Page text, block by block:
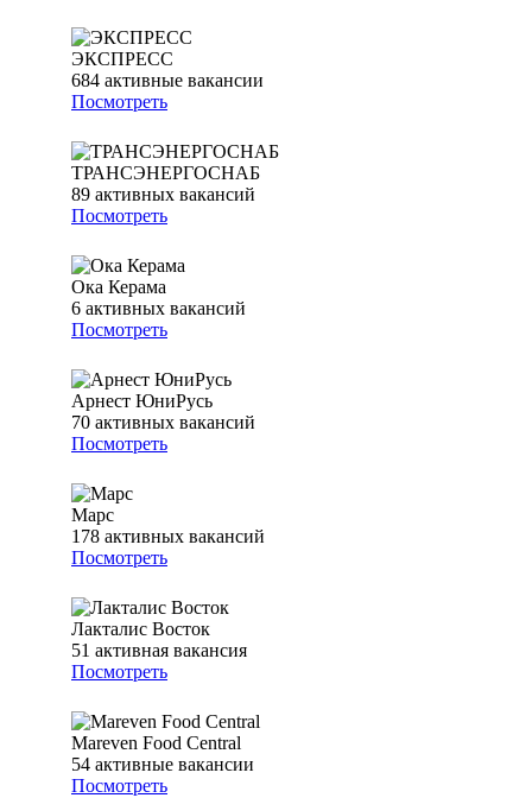
ЭКСПРЕСС
684 активные вакансии
Посмотреть
ТРАНСЭНЕРГОСНАБ
89 активных вакансий
Посмотреть
Ока Керама
6 активных вакансий
Посмотреть
Арнест ЮниРусь
70 активных вакансий
Посмотреть
Марс
178 активных вакансий
Посмотреть
Лакталис Восток
51 активная вакансия
Посмотреть
Mareven Food Central
54 активные вакансии
Посмотреть